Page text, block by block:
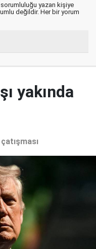
sorumluluğu yazan kişiye
değildir. Her bir yorum
yakında